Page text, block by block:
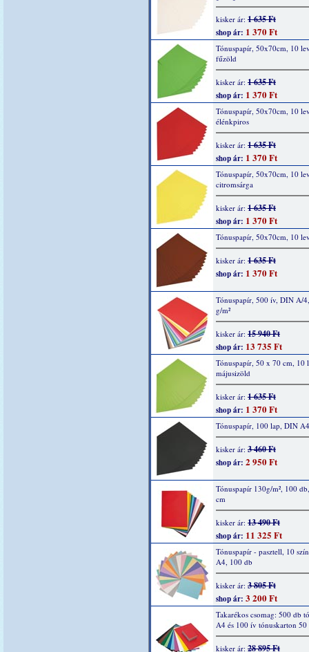
kisker ár: 1 635 Ft
shop ár: 1 370 Ft
Tónuspapír, 50x70cm, 10
fűzöld
kisker ár: 1 635 Ft
shop ár: 1 370 Ft
Tónuspapír, 50x70cm, 10
élénkpiros
kisker ár: 1 635 Ft
shop ár: 1 370 Ft
Tónuspapír, 50x70cm, 10
citromsárga
kisker ár: 1 635 Ft
shop ár: 1 370 Ft
Tónuspapír, 50x70cm, 10
kisker ár: 1 635 Ft
shop ár: 1 370 Ft
Tónuspapír, 500 ív, DIN A/
g/m²
kisker ár: 15 940 Ft
shop ár: 13 735 Ft
Tónuspapír, 50 x 70 cm, 10
májusizöld
kisker ár: 1 635 Ft
shop ár: 1 370 Ft
Tónuspapír, 100 lap, DIN
kisker ár: 3 460 Ft
shop ár: 2 950 Ft
Tónuspapír 130g/m², 100
cm
kisker ár: 13 490 Ft
shop ár: 11 325 Ft
Tónuspapír - pasztell, 10
A4, 100 db
kisker ár: 3 805 Ft
shop ár: 3 200 Ft
Takarékos csomag: 500 db
A4 és 100 ív tónuskarton
kisker ár: 28 895 Ft